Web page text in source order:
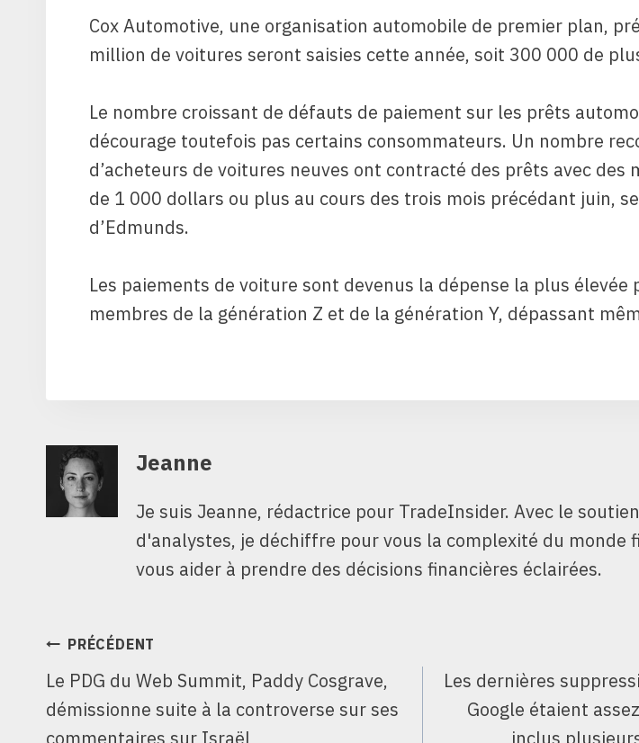
Cox Automotive, une organisation automobile de premier plan,
million de voitures seront saisies cette année, soit 300 000 de
Le nombre croissant de défauts de paiement sur les prêts
décourage toutefois pas certains consommateurs. Un nombre
d’acheteurs de voitures neuves ont contracté des prêts avec des
de 1 000 dollars ou plus au cours des trois mois précédant juin,
d’Edmunds.
Les paiements de voiture sont devenus la dépense la plus élevée
membres de la génération Z et de la génération Y, dépassant
Jeanne
Je suis Jeanne, rédactrice pour TradeInsider. Avec le
d'analystes, je déchiffre pour vous la complexité du monde
vous aider à prendre des décisions financières éclairées.
NAVIGATION
DE
L’ARTICLE
PRÉCÉDENT
Le PDG du Web Summit, Paddy Cosgrave,
démissionne suite à la controverse sur ses
commentaires sur Israël
Les dernières
Google étaient
inclus